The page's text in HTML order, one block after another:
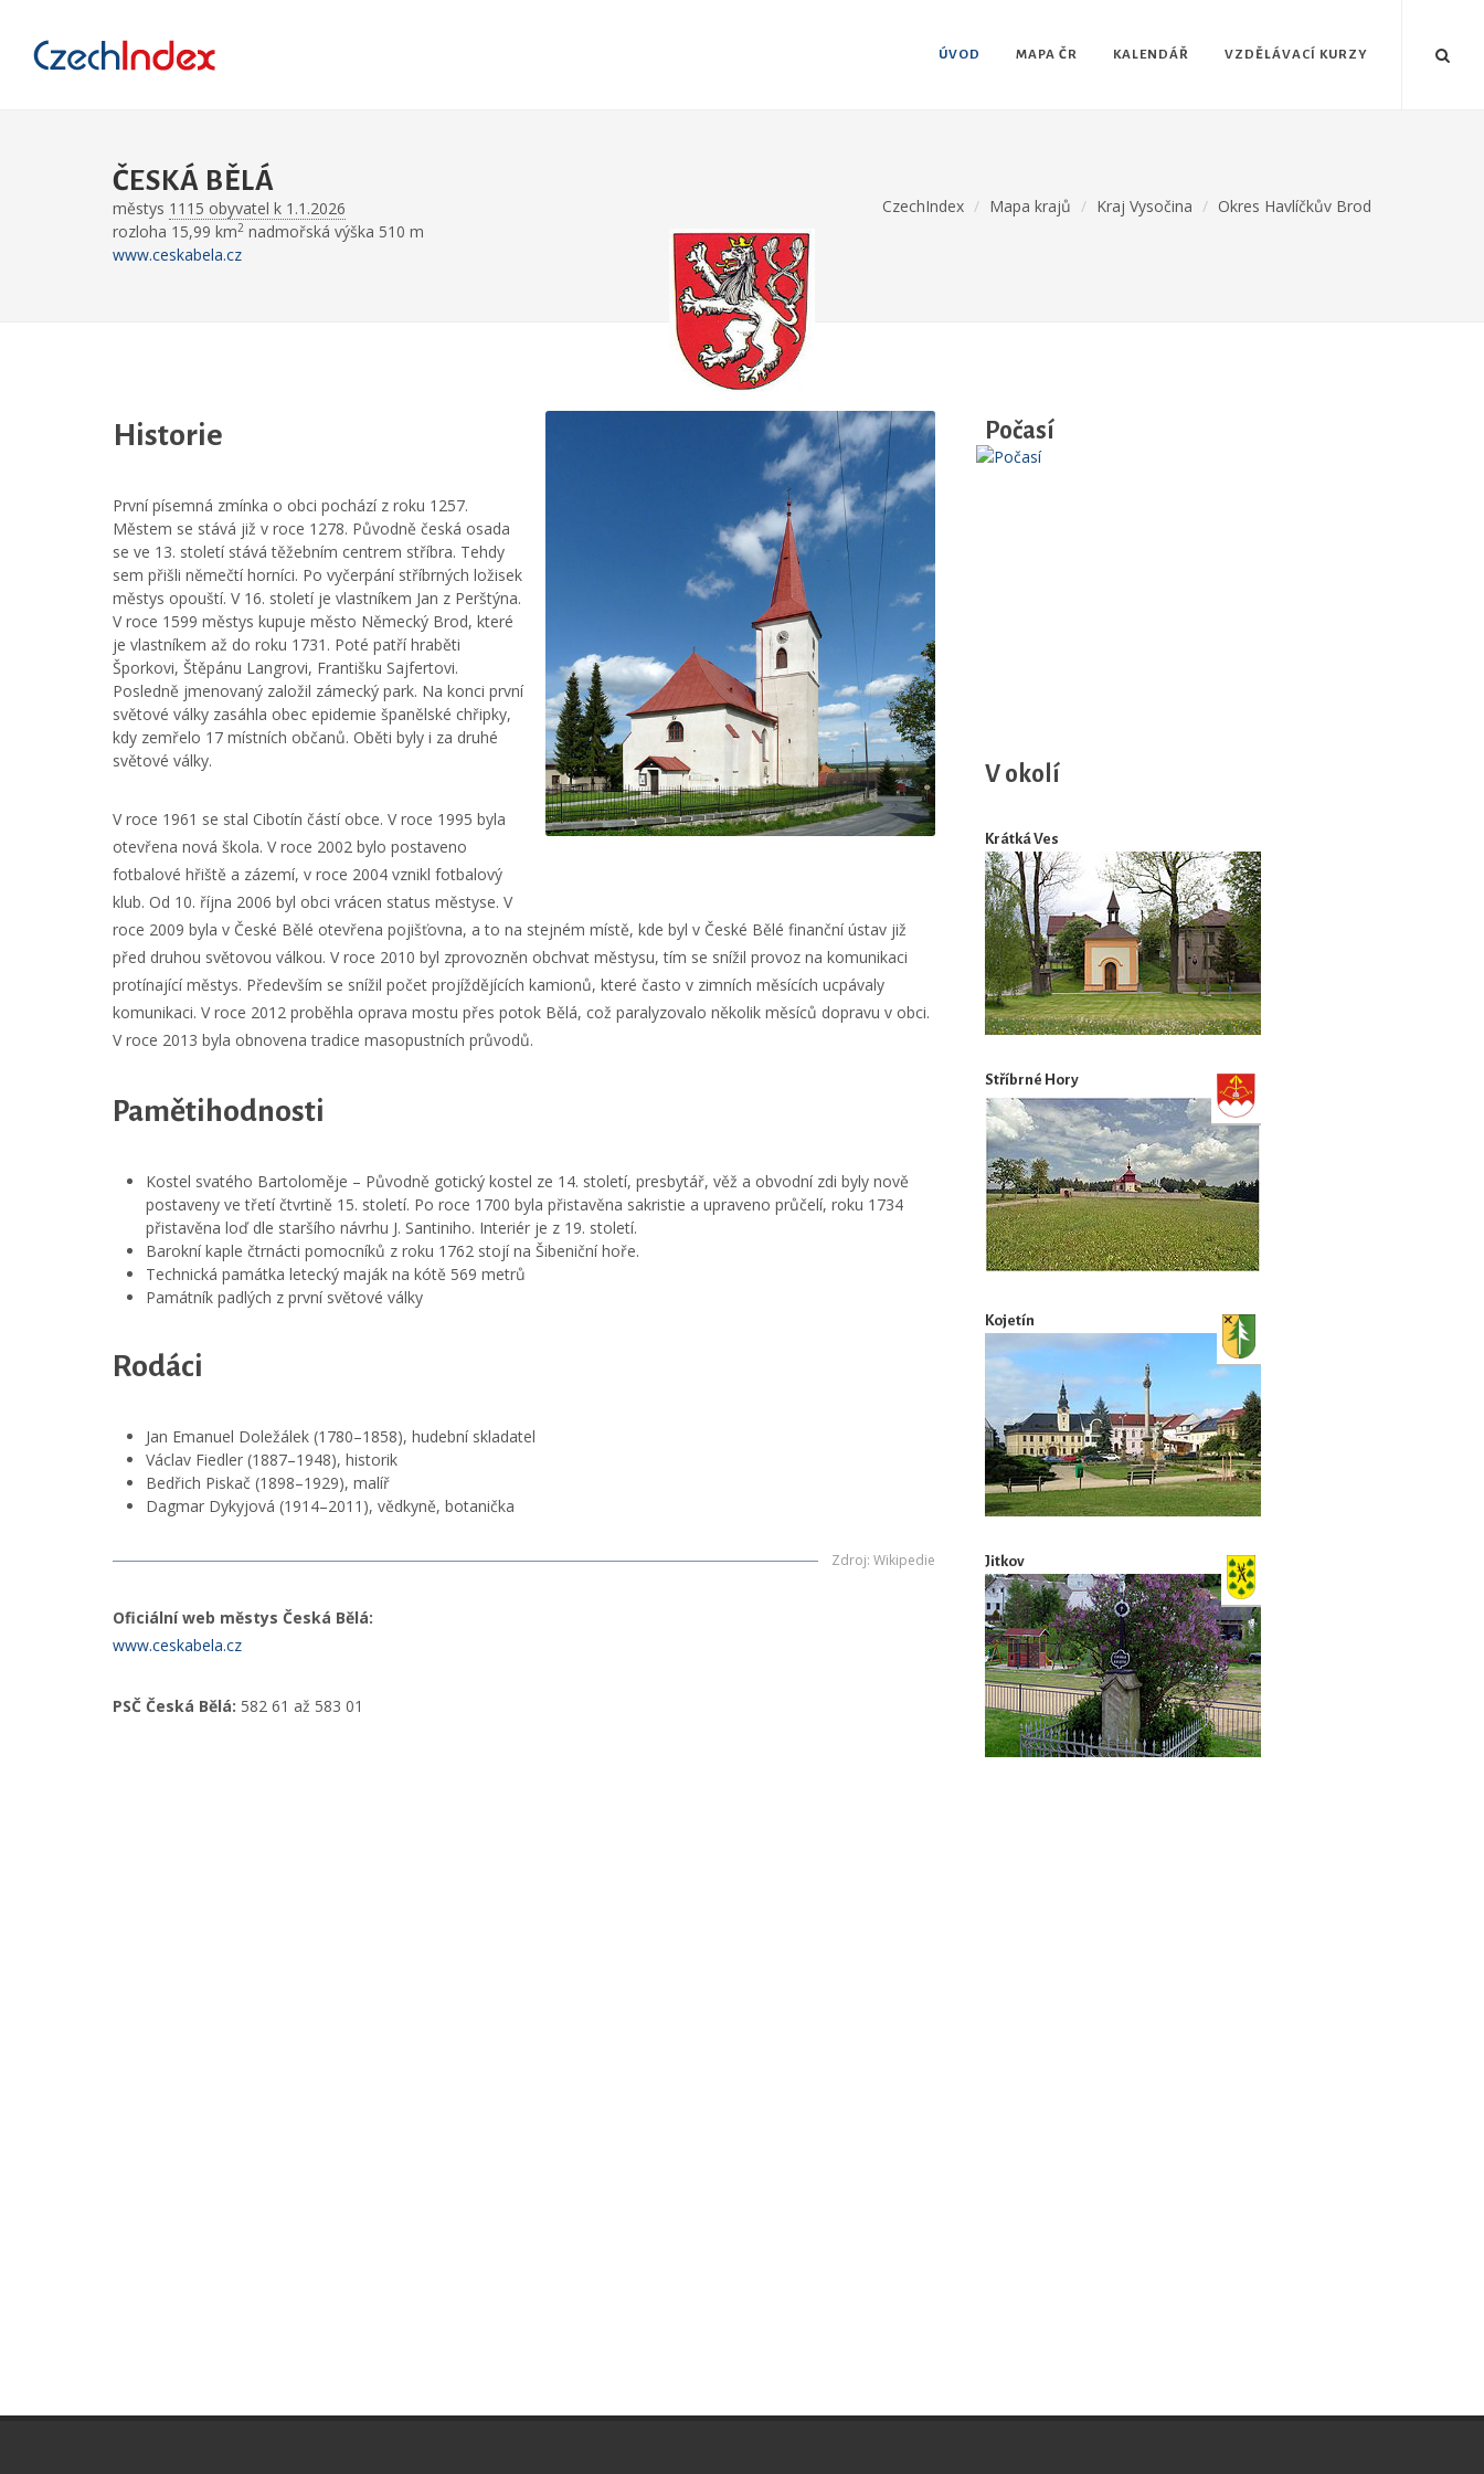
ÚVOD MAPA ČR KALENDÁŘ VZDĚLÁVACÍ KURZY
ČESKÁ BĚLÁ
městys 1115 obyvatel k 1.1.2026
rozloha 15,99 km2 nadmořská výška 510 m
www.ceskabela.cz
CzechIndex Mapa krajů Kraj Vysočina Okres Havlíčkův Brod
Historie
První písemná zmínka o obci pochází z roku 1257.
Městem se stává již v roce 1278. Původně česká osada
se ve 13. století stává těžebním centrem stříbra. Tehdy
sem přišli němečtí horníci. Po vyčerpání stříbrných ložisek
městys opouští. V 16. století je vlastníkem Jan z Perštýna.
V roce 1599 městys kupuje město Německý Brod, které
je vlastníkem až do roku 1731. Poté patří hraběti
Šporkovi, Štěpánu Langrovi, Františku Sajfertovi.
Posledně jmenovaný založil zámecký park. Na konci první
světové války zasáhla obec epidemie španělské chřipky,
kdy zemřelo 17 místních občanů. Oběti byly i za druhé
světové války.
V roce 1961 se stal Cibotín částí obce. V roce 1995 byla
otevřena nová škola. V roce 2002 bylo postaveno
fotbalové hřiště a zázemí, v roce 2004 vznikl fotbalový
klub. Od 10. října 2006 byl obci vrácen status městyse. V
roce 2009 byla v České Bělé otevřena pojišťovna, a to na stejném místě, kde byl v České Bělé finanční ústav již
před druhou světovou válkou. V roce 2010 byl zprovozněn obchvat městysu, tím se snížil provoz na komunikaci
protínající městys. Především se snížil počet projíždějících kamionů, které často v zimních měsících ucpávaly
komunikaci. V roce 2012 proběhla oprava mostu přes potok Bělá, což paralyzovalo několik měsíců dopravu v obci.
V roce 2013 byla obnovena tradice masopustních průvodů.
Pamětihodnosti
Kostel svatého Bartoloměje – Původně gotický kostel ze 14. století, presbytář, věž a obvodní zdi byly nově
postaveny ve třetí čtvrtině 15. století. Po roce 1700 byla přistavěna sakristie a upraveno průčelí, roku 1734
přistavěna loď dle staršího návrhu J. Santiniho. Interiér je z 19. století.
Barokní kaple čtrnácti pomocníků z roku 1762 stojí na Šibeniční hoře.
Technická památka letecký maják na kótě 569 metrů
Památník padlých z první světové války
Rodáci
Jan Emanuel Doležálek (1780–1858), hudební skladatel
Václav Fiedler (1887–1948), historik
Bedřich Piskač (1898–1929), malíř
Dagmar Dykyjová (1914–2011), vědkyně, botanička
Zdroj: Wikipedie
Oficiální web městys Česká Bělá:
www.ceskabela.cz
PSČ Česká Bělá: 582 61 až 583 01
Počasí
V okolí
Krátká Ves
Stříbrné Hory
Kojetín
Jitkov